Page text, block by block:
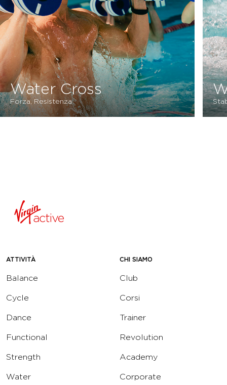
Water Tone
Stabilità, Forza
ATTIVITÀ
Balance
Cycle
Dance
Functional
Strength
Water
CHI SIAMO
Club
Corsi
Trainer
Revolution
Academy
Corporate